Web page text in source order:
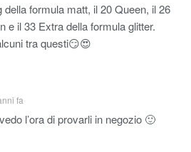
formula matt, il 20 Queen, il 26
e il 33 Extra della formula glitter.
tra questi😏😍
fa
l’ora di provarli in negozio 🙂